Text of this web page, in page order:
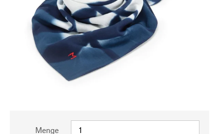
Menge